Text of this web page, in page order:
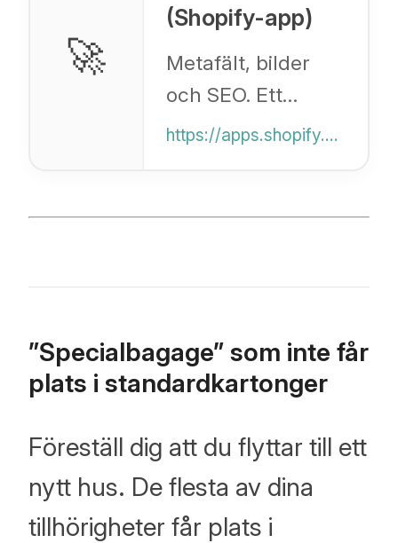
🚀
(Shopify-app)
Metafält, bilder
och SEO. Ett
populärt verktyg i
för att förenkla din
https://apps.shopify.com/blog-importer
”Specialbagage” som inte får
plats i standardkartonger
Föreställ dig att du flyttar till ett
nytt hus. De flesta av dina
tillhörigheter får plats i